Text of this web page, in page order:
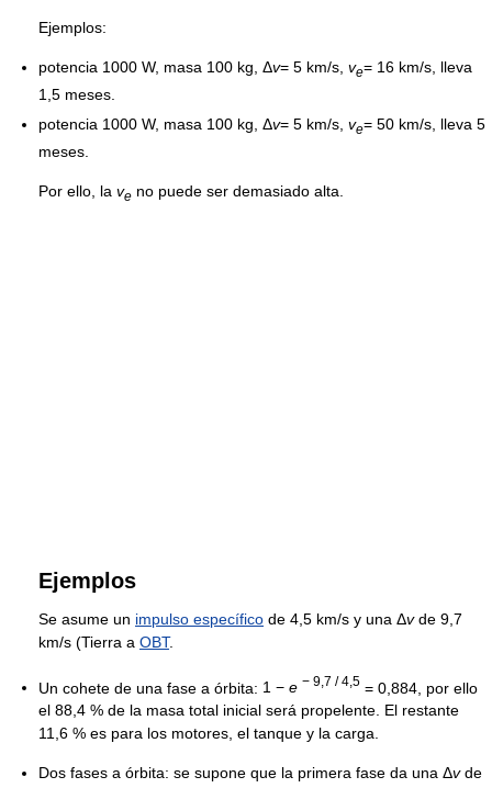
Ejemplos:
potencia 1000 W, masa 100 kg, Δv= 5 km/s, ve= 16 km/s, lleva
1,5 meses.
potencia 1000 W, masa 100 kg, Δv= 5 km/s, ve= 50 km/s, lleva 5
meses.
Por ello, la ve no puede ser demasiado alta.
Ejemplos
Se asume un impulso específico de 4,5 km/s y una Δvde 9,7
km/s (Tierra a OBT.
Un cohete de una fase a órbita: 1 − e − 9,7 / 4,5 = 0,884, por ello
el 88,4 % de la masa total inicial será propelente. El restante
11,6 % es para los motores, el tanque y la carga.
Dos fases a órbita: se supone que la primera fase da una Δvde